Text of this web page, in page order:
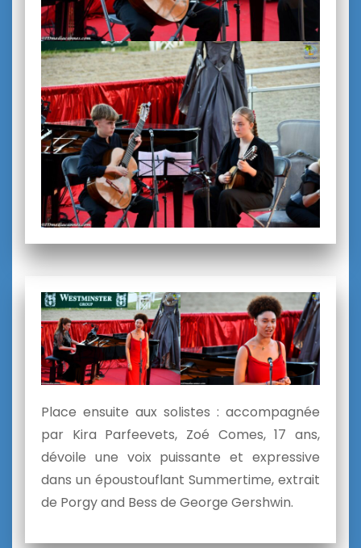
Place ensuite aux solistes : accompagnée
par Kira Parfeevets, Zoé Comes, 17 ans,
dévoile une voix puissante et expressive
dans un époustouflant Summertime, extrait
de Porgy and Bess de George Gershwin.